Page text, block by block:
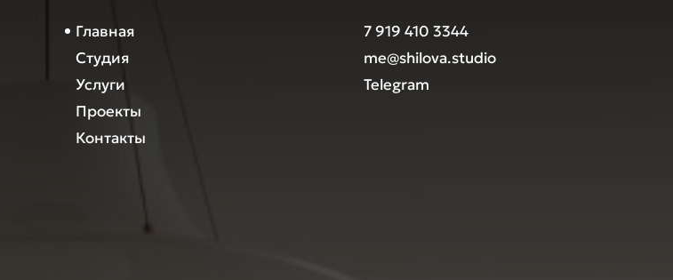
Главная
Студия
Услуги
Проекты
Контакты
7 919 410 3344
me@shilova.studio
Telegram